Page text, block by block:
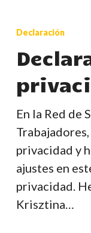
de
Declaración
En la Red de
privacidad y
ajustes en
privacidad.
Krisztina…